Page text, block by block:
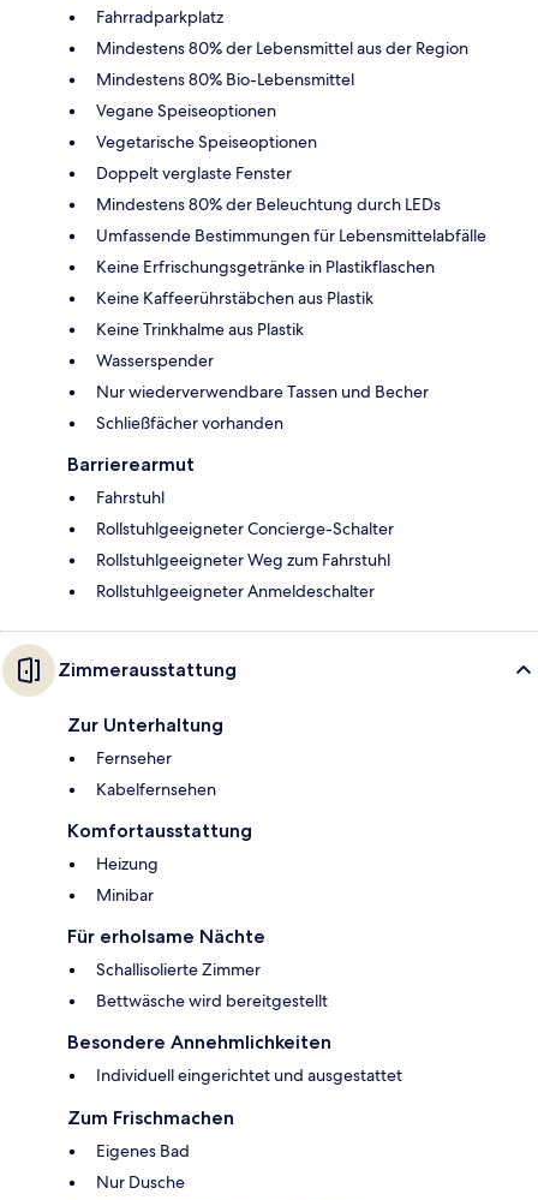
Fahrradparkplatz
Mindestens 80% der Lebensmittel aus der Region
Mindestens 80% Bio-Lebensmittel
Vegane Speiseoptionen
Vegetarische Speiseoptionen
Doppelt verglaste Fenster
Mindestens 80% der Beleuchtung durch LEDs
Umfassende Bestimmungen für Lebensmittelabfälle
Keine Erfrischungsgetränke in Plastikflaschen
Keine Kaffeerührstäbchen aus Plastik
Keine Trinkhalme aus Plastik
Wasserspender
Nur wiederverwendbare Tassen und Becher
Schließfächer vorhanden
Barrierearmut
Fahrstuhl
Rollstuhlgeeigneter Concierge-Schalter
Rollstuhlgeeigneter Weg zum Fahrstuhl
Rollstuhlgeeigneter Anmeldeschalter
Zimmerausstattung
Zur Unterhaltung
Fernseher
Kabelfernsehen
Komfortausstattung
Heizung
Minibar
Für erholsame Nächte
Schallisolierte Zimmer
Bettwäsche wird bereitgestellt
Besondere Annehmlichkeiten
Individuell eingerichtet und ausgestattet
Zum Frischmachen
Eigenes Bad
Nur Dusche